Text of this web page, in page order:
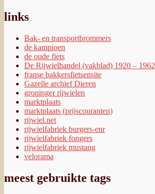
links
Bak- en transportbrommers
de kampioen
de oude fiets
De Rijwielhandel (vakblad) 1920 – 1962
franse bakkersfietsensite
Gazelle archief Dieren
groninger rijwielen
marktplaats
marktplaats (prijscouranten)
rijwiel.net
rijwielfabriek burgers-enr
rijwielfabriek fongers
rijwielfabriek mustang
velorama
meest gebruikte tags